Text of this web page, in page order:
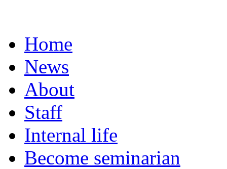
Home
News
About
Staff
Internal life
Become seminarian